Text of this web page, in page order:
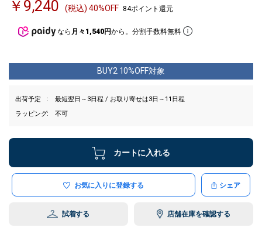
￥9,240 (税込) 40%OFF 84ポイント還元
なら 月々1,540円から。分割手数料無料
BUY2 10%OFF対象
出荷予定
最短翌日～3日程 / お取り寄せは3日～11日程
ラッピング
不可
カートに入れる
お気に入りに登録する シェア
試着する 店舗在庫を確認する